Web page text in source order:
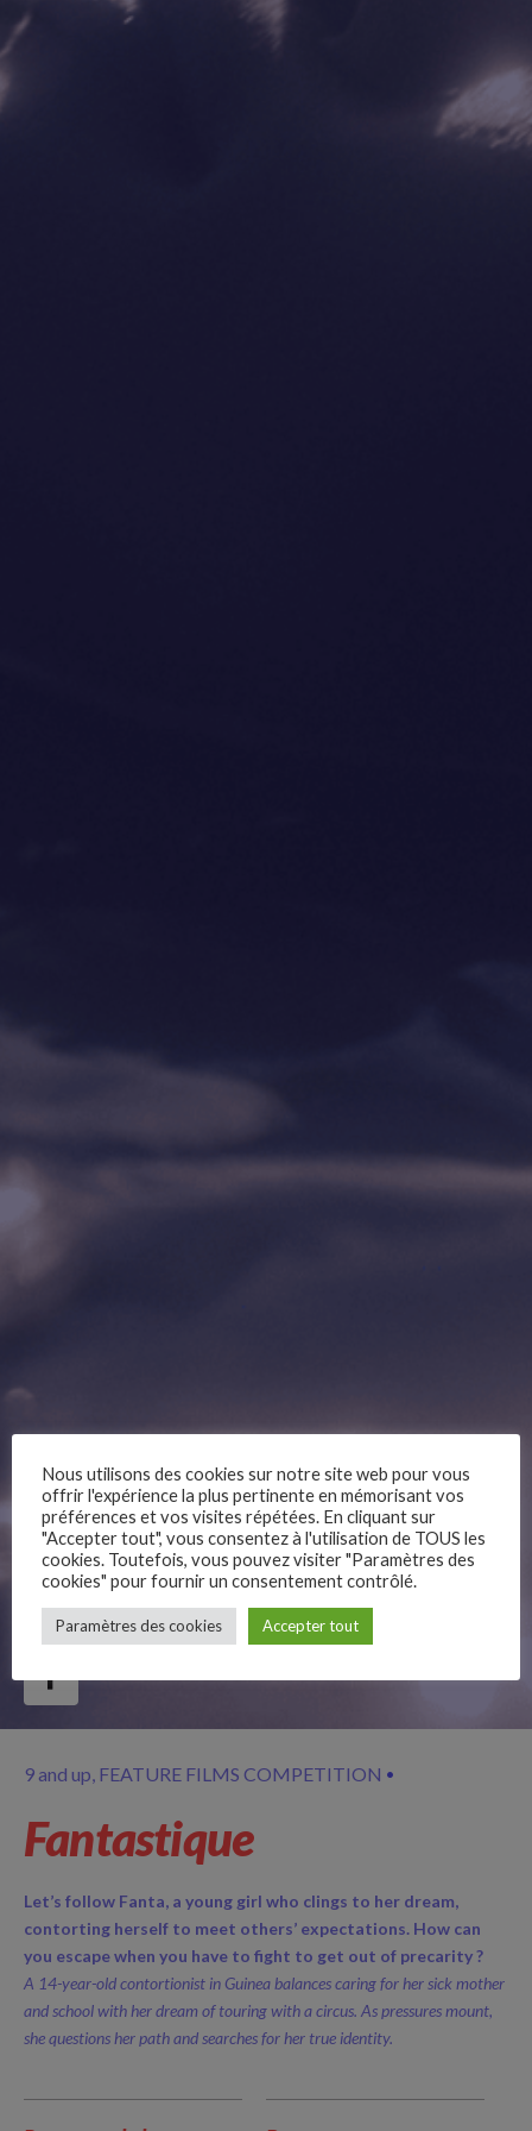
Follow Us
9 and up FEATURE FILMS COMPETITION
Fantastique
Let’s follow Fanta, a young girl who clings to her dream,
contorting herself to meet others’ expectations. How can
you escape when you have to fight to get out of precarity ?
A 14-year-old contortionist in Guinea balances caring for her sick mother
and school with her dream of touring with a circus. As pressures mount,
she questions her path and searches for her true identity.
Nous utilisons des cookies sur notre site web pour vous
offrir l'expérience la plus pertinente en mémorisant vos
préférences et vos visites répétées. En cliquant sur
"Accepter tout", vous consentez à l'utilisation de TOUS les
cookies. Toutefois, vous pouvez visiter "Paramètres des
cookies" pour fournir un consentement contrôlé.
Paramètres des cookies Accepter tout